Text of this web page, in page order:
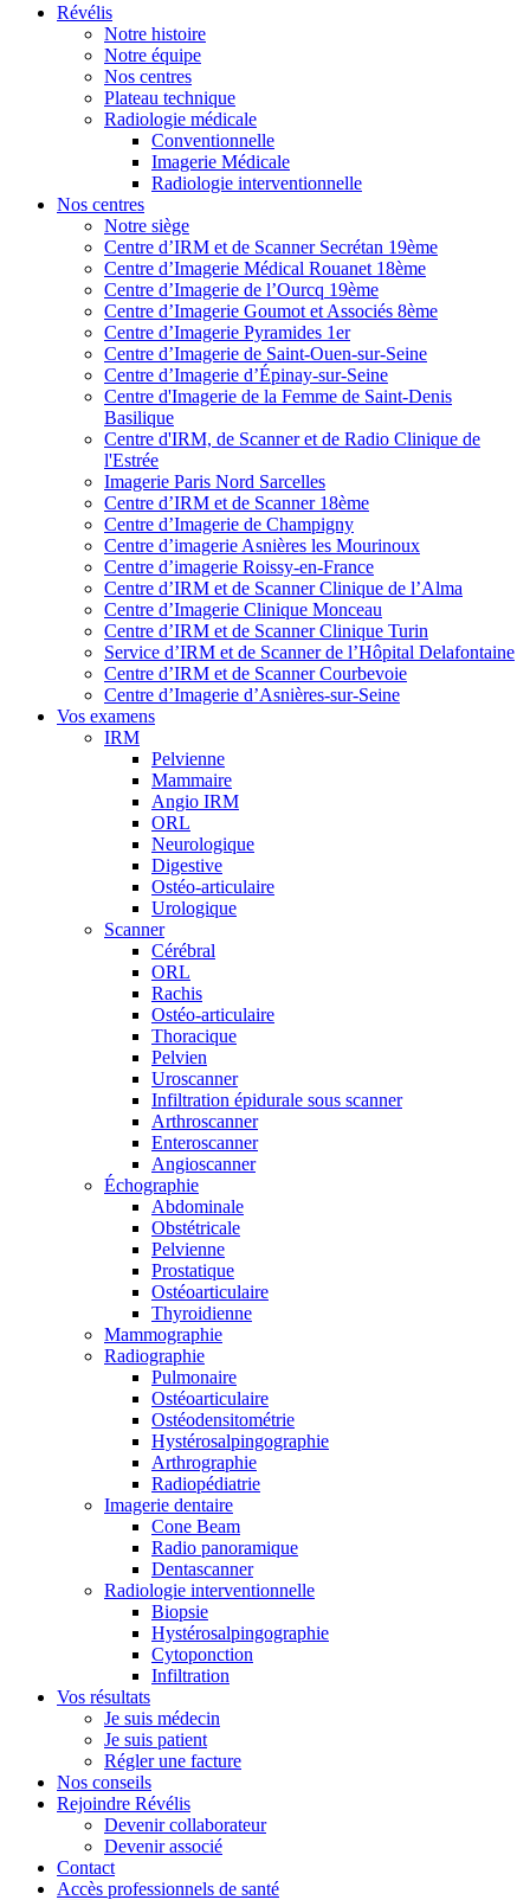
Révélis
Notre histoire
Notre équipe
Nos centres
Plateau technique
Radiologie médicale
Conventionnelle
Imagerie Médicale
Radiologie interventionnelle
Nos centres
Notre siège
Centre d’IRM et de Scanner Secrétan 19ème
Centre d’Imagerie Médical Rouanet 18ème
Centre d’Imagerie de l’Ourcq 19ème
Centre d’Imagerie Goumot et Associés 8ème
Centre d’Imagerie Pyramides 1er
Centre d’Imagerie de Saint-Ouen-sur-Seine
Centre d’Imagerie d’Épinay-sur-Seine
Centre d'Imagerie de la Femme de Saint-Denis
Basilique
Centre d'IRM, de Scanner et de Radio Clinique de
l'Estrée
Imagerie Paris Nord Sarcelles
Centre d’IRM et de Scanner 18ème
Centre d’Imagerie de Champigny
Centre d’imagerie Asnières les Mourinoux
Centre d’imagerie Roissy-en-France
Centre d’IRM et de Scanner Clinique de l’Alma
Centre d’Imagerie Clinique Monceau
Centre d’IRM et de Scanner Clinique Turin
Service d’IRM et de Scanner de l’Hôpital Delafontaine
Centre d’IRM et de Scanner Courbevoie
Centre d’Imagerie d’Asnières-sur-Seine
Vos examens
IRM
Pelvienne
Mammaire
Angio IRM
ORL
Neurologique
Digestive
Ostéo-articulaire
Urologique
Scanner
Cérébral
ORL
Rachis
Ostéo-articulaire
Thoracique
Pelvien
Uroscanner
Infiltration épidurale sous scanner
Arthroscanner
Enteroscanner
Angioscanner
Échographie
Abdominale
Obstétricale
Pelvienne
Prostatique
Ostéoarticulaire
Thyroidienne
Mammographie
Radiographie
Pulmonaire
Ostéoarticulaire
Ostéodensitométrie
Hystérosalpingographie
Arthrographie
Radiopédiatrie
Imagerie dentaire
Cone Beam
Radio panoramique
Dentascanner
Radiologie interventionnelle
Biopsie
Hystérosalpingographie
Cytoponction
Infiltration
Vos résultats
Je suis médecin
Je suis patient
Régler une facture
Nos conseils
Rejoindre Révélis
Devenir collaborateur
Devenir associé
Contact
Accès professionnels de santé